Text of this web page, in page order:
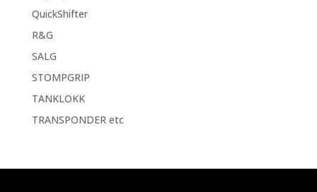
QuickShifter
R&G
SALG
STOMPGRIP
TANKLOKK
TRANSPONDER etc